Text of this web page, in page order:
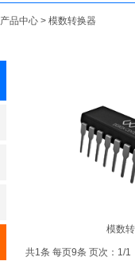
产品中心 > 模数转换器
模数
共1条 每页9条 页次：1/1